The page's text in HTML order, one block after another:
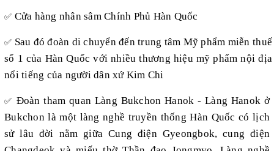
✅ Cửa hàng nhân sâm Chính Phủ Hàn Quốc
✅ Sau đó đoàn di chuyển đến trung tâm Mỹ phẩm miễn thuế
số 1 của Hàn Quốc với nhiều thương hiệu mỹ phẩm nội địa
nổi tiếng của người dân xứ Kim Chi
✅ Đoàn tham quan Làng Bukchon Hanok - Làng Hanok ở
Bukchon là một làng nghề truyền thống Hàn Quốc có lịch
sử lâu đời nằm giữa Cung điện Gyeongbok, cung điện